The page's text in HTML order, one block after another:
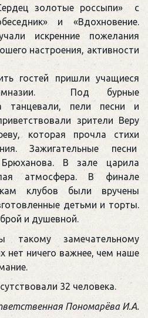
золотые россыпи» с
и «Вдохновение.
искренние пожелания
настроения, активности
гостей пришли учащиеся
Гимназии. Под бурные
танцевали, пели песни и
зрители Веру
которая прочла стихи
Зажигательные песни
В зале царила
атмосфера. В финале
клубов были вручены
детьми и торты.
и душевной.
такому замечательному
нет ничего важнее, чем наше
32 человека.
Пономарёва И.А.